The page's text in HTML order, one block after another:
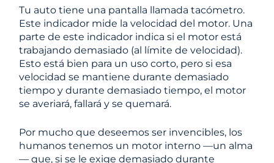
Tu auto tiene una pantalla llamada tacómetro.
Este indicador mide la velocidad del motor. Una
parte de este indicador indica si el motor está
trabajando demasiado (al límite de velocidad).
Esto está bien para un uso corto, pero si esa
velocidad se mantiene durante demasiado
tiempo y durante demasiado tiempo, el motor
se averiará, fallará y se quemará.
Por mucho que deseemos ser invencibles, los
humanos tenemos un motor interno —un alma
— que, si se le exige demasiado durante